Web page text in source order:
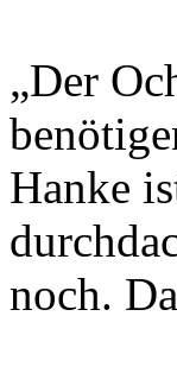
„Der
Hanke
noch.